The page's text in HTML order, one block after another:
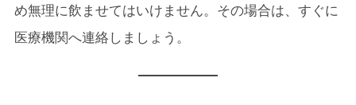
め無理に飲ませてはいけません。その場合は、すぐに
医療機関へ連絡しましょう。